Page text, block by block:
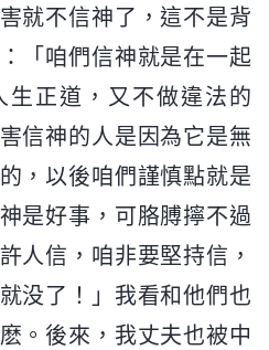
就不信神了，這不是背
「咱們信神就是在一起
生正道，又不做違法的
信神的人是因為它是無
，以後咱們謹慎點就是
是好事，可胳膊擰不過
人信，咱非要堅持信，
没了！」我看和他們也
。後來，我丈夫也被中